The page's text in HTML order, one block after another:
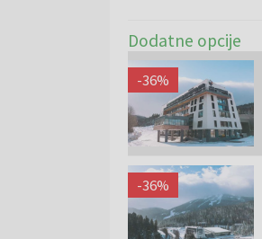
Dodatne opcije
-36%
-36%